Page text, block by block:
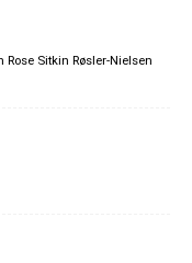
Sitkin Røsler-Nielsen